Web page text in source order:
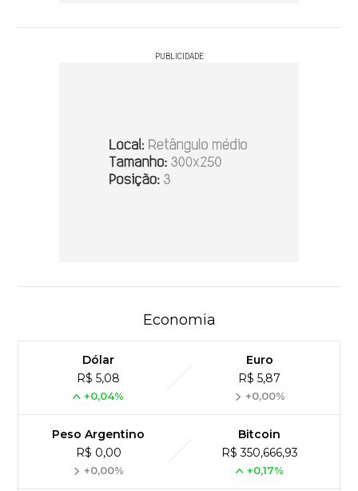
PUBLICIDADE
Economia
Dólar
R$ 5,08
+0,04%
Euro
R$ 5,87
+0,00%
Peso Argentino
R$ 0,00
+0,00%
Bitcoin
R$ 350,666,93
+0,17%